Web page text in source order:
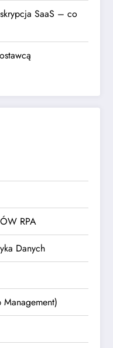
SaaS – co
RPA
Danych
Management)